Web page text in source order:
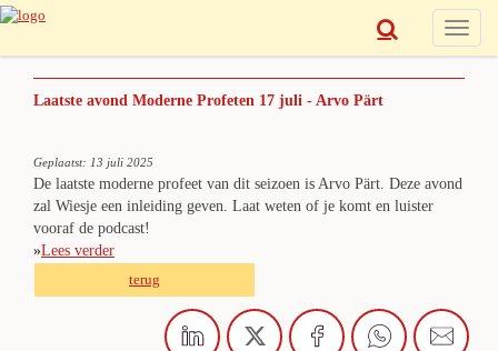
Toggle
Laatste avond Moderne Profeten 17 juli - Arvo Pärt
Geplaatst: 13 juli 2025
De laatste moderne profeet van dit seizoen is Arvo Pärt. Deze avond
zal Wiesje een inleiding geven. Laat weten of je komt en luister
vooraf de podcast!
»Lees verder
terug